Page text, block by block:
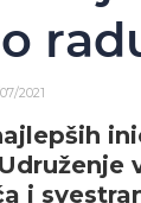
2021
i